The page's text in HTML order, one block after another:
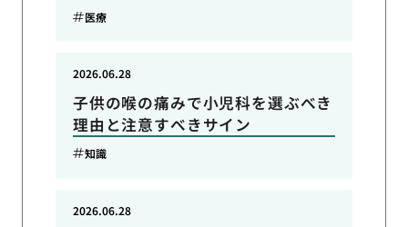
医療
子供の喉の痛みで小児科を選ぶべき
理由と注意すべきサイン
2026.06.28
知識
2026.06.28